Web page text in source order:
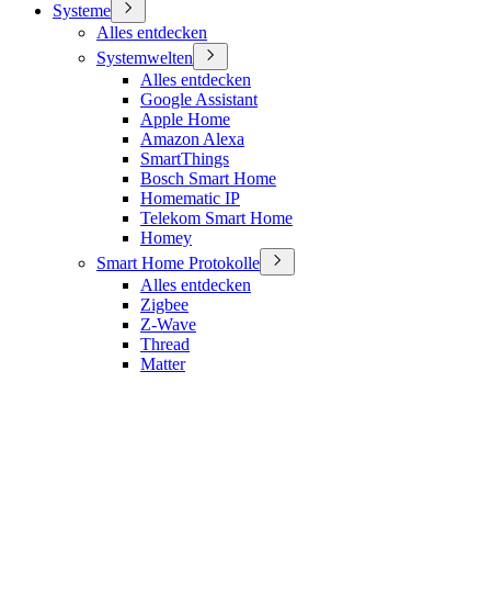
Systeme
Alles entdecken
Systemwelten
Alles entdecken
Google Assistant
Apple Home
Amazon Alexa
SmartThings
Bosch Smart Home
Homematic IP
Telekom Smart Home
Homey
Smart Home Protokolle
Alles entdecken
Zigbee
Z-Wave
Thread
Matter